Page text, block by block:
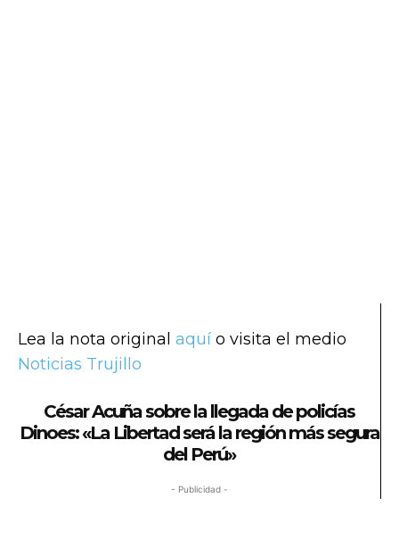
Lea la nota original aquí o visita el medio
Noticias Trujillo
César Acuña sobre la llegada de policías
Dinoes: «La Libertad será la región más segura
del Perú»
- Publicidad -